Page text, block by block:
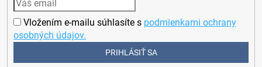
Vložením e-mailu súhlasíte s podmienkami ochrany
osobných údajov.
PRIHLÁSIŤ SA